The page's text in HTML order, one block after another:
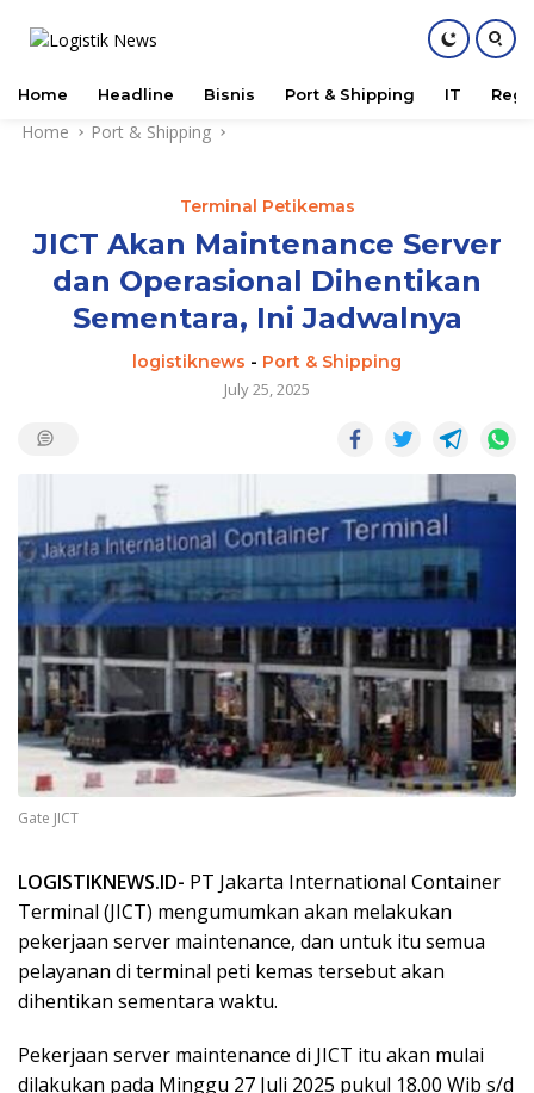
Skip
Home Headline Bisnis Port & Shipping IT
Home Port & Shipping
Terminal Petikemas
JICT Akan Maintenance Server
dan Operasional Dihentikan
Sementara, Ini Jadwalnya
logistiknews - Port & Shipping
July 25, 2025
Gate JICT
LOGISTIKNEWS.ID- PT Jakarta International Container
Terminal (JICT) mengumumkan akan melakukan
pekerjaan server maintenance, dan untuk itu semua
pelayanan di terminal peti kemas tersebut akan
dihentikan sementara waktu.
Pekerjaan server maintenance di JICT itu akan mulai
dilakukan pada Minggu 27 Juli 2025 pukul 18.00 Wib s/d